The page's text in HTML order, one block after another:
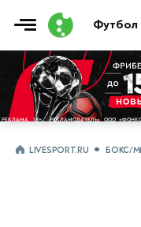
Футбол
LIVESPORT.RU БОКС/